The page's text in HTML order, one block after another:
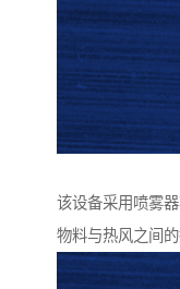
该设备采用喷雾
物料与热风之间